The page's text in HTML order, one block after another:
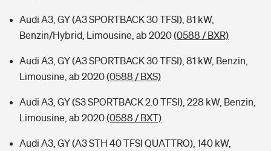
Audi A3, GY (A3 SPORTBACK 30 TFSI), 81 kW,
Benzin/Hybrid, Limousine, ab 2020(0588 / BXR)
Audi A3, GY (A3 SPORTBACK 30 TFSI), 81 kW, Benzin,
Limousine, ab 2020(0588 / BXS)
Audi A3, GY (S3 SPORTBACK 2.0 TFSI), 228 kW, Benzin,
Limousine, ab 2020(0588 / BXT)
Audi A3, GY (A3 STH 40 TFSI QUATTRO), 140 kW,